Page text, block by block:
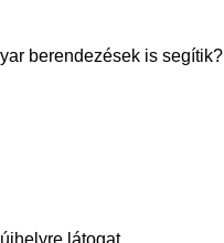
berendezések is segítik?